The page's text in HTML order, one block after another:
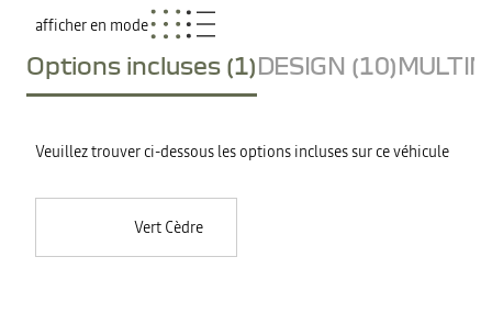
afficher en mode
Options incluses (1)DESIGN (10)
Veuillez trouver ci-dessous les options incluses sur ce véhicule
Vert Cèdre